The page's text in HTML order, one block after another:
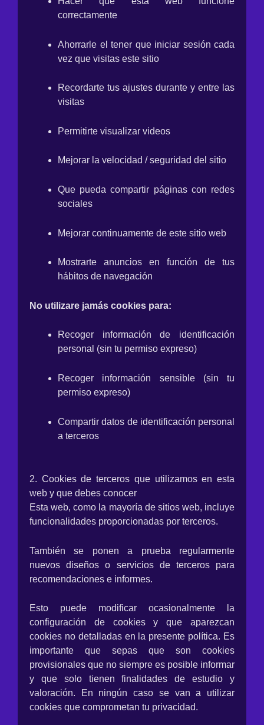
correctamente
Ahorrarle el tener que iniciar sesión cada
vez que visitas este sitio
Recordarte tus ajustes durante y entre las
visitas
Permitirte visualizar videos
Mejorar la velocidad / seguridad del sitio
Que pueda compartir páginas con redes
sociales
Mejorar continuamente de este sitio web
Mostrarte anuncios en función de tus
hábitos de navegación
No utilizare jamás cookies para:
Recoger información de identificación
personal (sin tu permiso expreso)
Recoger información sensible (sin tu
permiso expreso)
Compartir datos de identificación personal
a terceros
2. Cookies de terceros que utilizamos en esta
web y que debes conocer
Esta web, como la mayoría de sitios web, incluye
funcionalidades proporcionadas por terceros.
También se ponen a prueba regularmente
nuevos diseños o servicios de terceros para
recomendaciones e informes.
Esto puede modificar ocasionalmente la
configuración de cookies y que aparezcan
cookies no detalladas en la presente política. Es
importante que sepas que son cookies
provisionales que no siempre es posible informar
y que solo tienen finalidades de estudio y
valoración. En ningún caso se van a utilizar
cookies que comprometan tu privacidad.